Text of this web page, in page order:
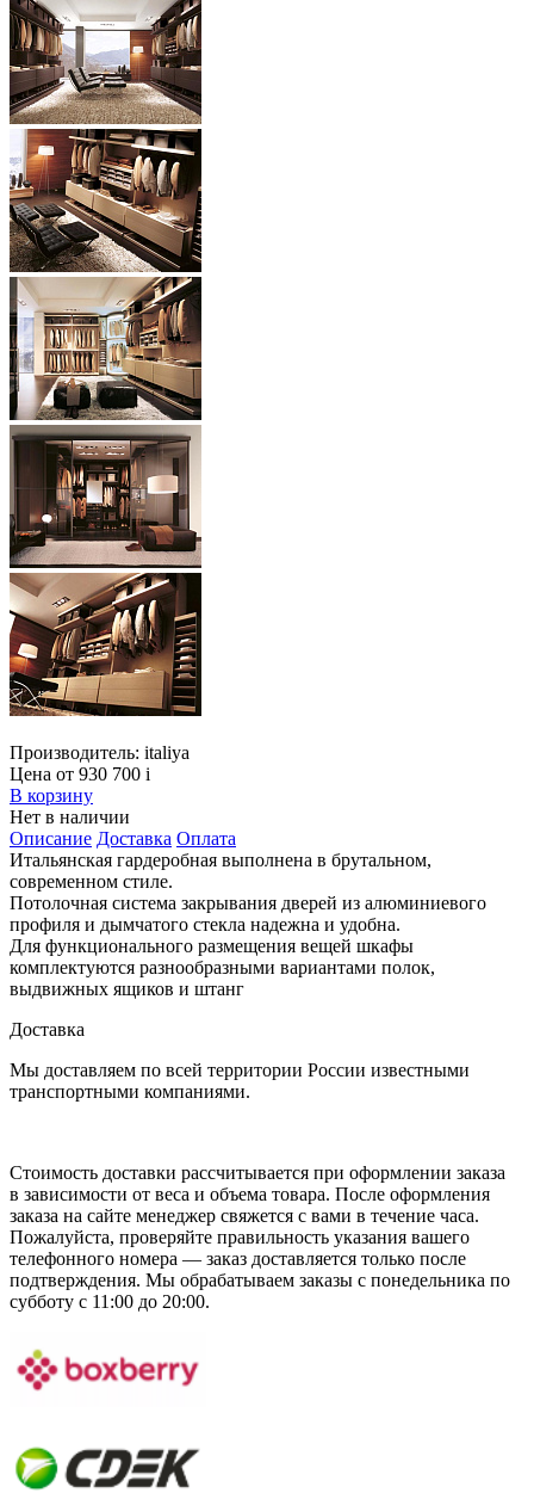
Производитель: italiya
Цена от 930 700 i
В корзину
Нет в наличии
Описание Доставка Оплата
Итальянская гардеробная выполнена в брутальном,
современном стиле.
Потолочная система закрывания дверей из алюминиевого
профиля и дымчатого стекла надежна и удобна.
Для функционального размещения вещей шкафы
комплектуются разнообразными вариантами полок,
выдвижных ящиков и штанг
Доставка
Мы доставляем по всей территории России известными
транспортными компаниями.
Стоимость доставки рассчитывается при оформлении заказа
в зависимости от веса и объема товара. После оформления
заказа на сайте менеджер свяжется с вами в течение часа.
Пожалуйста, проверяйте правильность указания вашего
телефонного номера — заказ доставляется только после
подтверждения. Мы обрабатываем заказы с понедельника по
субботу с 11:00 до 20:00.